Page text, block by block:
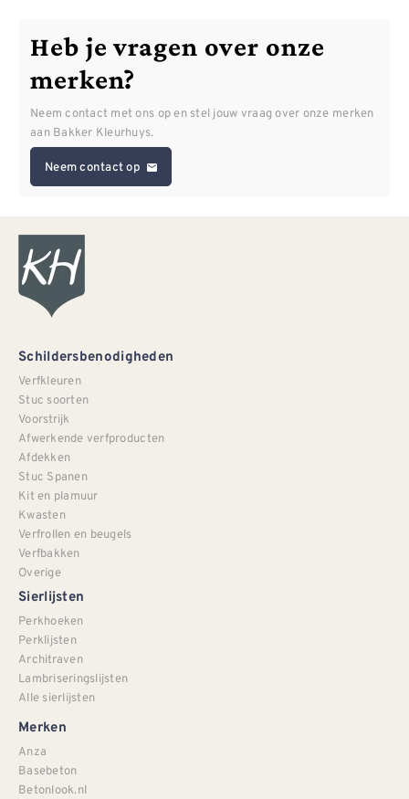
Heb je vragen over onze
merken?
Neem contact met ons op en stel jouw vraag over onze merken
aan Bakker Kleurhuys.
Neem contact op
Schildersbenodigheden
Verfkleuren
Stuc soorten
Voorstrijk
Afwerkende verfproducten
Afdekken
Stuc Spanen
Kit en plamuur
Kwasten
Verfrollen en beugels
Verfbakken
Overige
Sierlijsten
Perkhoeken
Perklijsten
Architraven
Lambriseringslijsten
Alle sierlijsten
Merken
Anza
Basebeton
Betonlook.nl